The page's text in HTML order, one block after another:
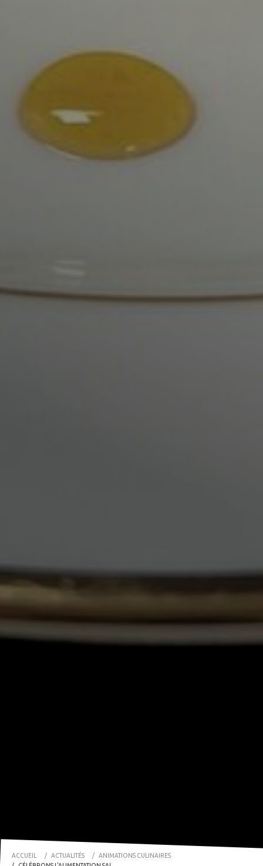
ACCUEIL ACTUALITÉS
ANIMATIONS CULINAIRES